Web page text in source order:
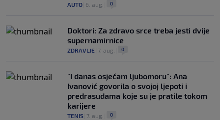
AUTO 6. aug. 0
Doktori: Za zdravo srce treba jesti dvije
supernamirnice
ZDRAVLJE 7. aug. 0
"I danas osjećam ljubomoru": Ana
Ivanović govorila o svojoj ljepoti i
predrasudama koje su je pratile tokom
karijere
TENIS 7. aug. 0